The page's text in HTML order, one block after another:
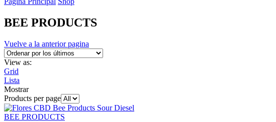
BEE PRODUCTS
Vuelve a la anterior pagina
View as:
Grid
Lista
Mostrar
Products per page
BEE PRODUCTS